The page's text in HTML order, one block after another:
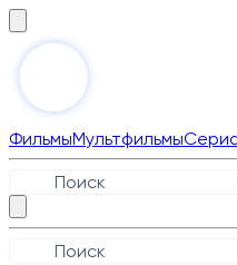
ФильмыМультфильмы